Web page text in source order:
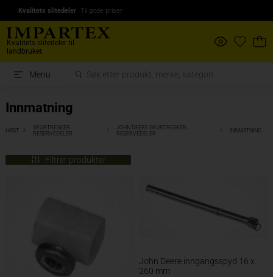
Kvalitets slitedeler Til gode priser
Kvalitets slitedeler til
landbruket
Menu
Innmatning
HØST
SKURTRESKER
RESERVEDELER
JOHN DEERE SKURTRESKER
RESERVEDELER
INNMATNING
Filtrer produkter
John Deere inngangsspyd 16 x
260 mm